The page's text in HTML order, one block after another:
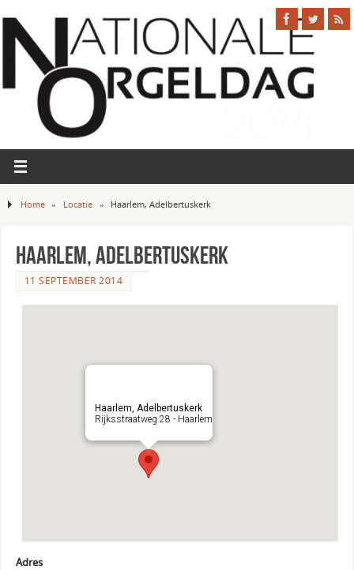
Home » Locatie » Haarlem, Adelbertuskerk
Haarlem, Adelbertuskerk
11 SEPTEMBER 2014
Haarlem, Adelbertuskerk
Rijksstraatweg 28 - Haarlem
Adres